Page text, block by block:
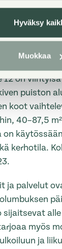
Hyväksy
Muokkaa
12 on
puiston
koot
40–87,5
on
kerhotila.
ja palvelut
sijaitsevat
myös
ja